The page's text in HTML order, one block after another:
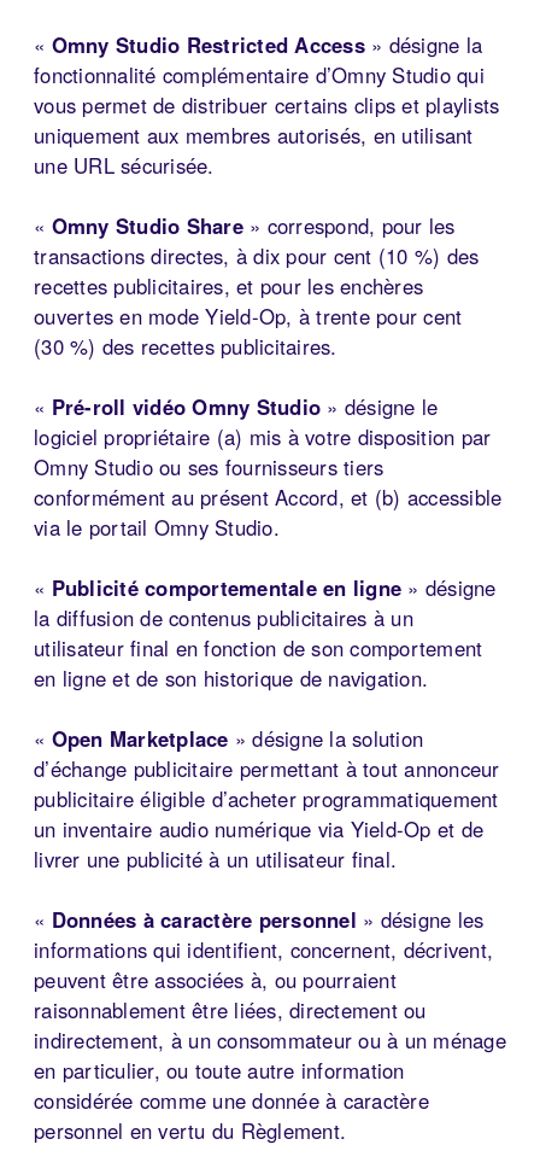
« Omny Studio Restricted Access» désigne la
fonctionnalité complémentaire d’Omny Studio qui
vous permet de distribuer certains clips et playlists
uniquement aux membres autorisés, en utilisant
une URL sécurisée.
« Omny Studio Share» correspond, pour les
transactions directes, à dix pour cent (10 %) des
recettes publicitaires, et pour les enchères
ouvertes en mode Yield-Op, à trente pour cent
(30 %) des recettes publicitaires.
« Pré-roll vidéo Omny Studio » désigne le
logiciel propriétaire (a) mis à votre disposition par
Omny Studio ou ses fournisseurs tiers
conformément au présent Accord, et (b) accessible
via le portail Omny Studio.
« Publicité comportementale en ligne » désigne
la diffusion de contenus publicitaires à un
utilisateur final en fonction de son comportement
en ligne et de son historique de navigation.
« Open Marketplace » désigne la solution
d’échange publicitaire permettant à tout annonceur
publicitaire éligible d’acheter programmatiquement
un inventaire audio numérique via Yield-Op et de
livrer une publicité à un utilisateur final.
« Données à caractère personnel » désigne les
informations qui identifient, concernent, décrivent,
peuvent être associées à, ou pourraient
raisonnablement être liées, directement ou
indirectement, à un consommateur ou à un ménage
en particulier, ou toute autre information
considérée comme une donnée à caractère
personnel en vertu du Règlement.